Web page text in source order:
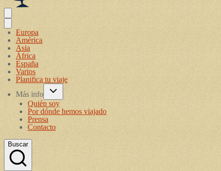
Europa
América
Asia
África
España
Varios
Planifica tu viaje
Más info
Quién soy
Por dónde hemos viajado
Prensa
Contacto
Buscar